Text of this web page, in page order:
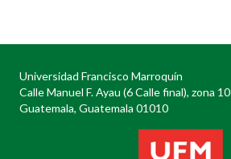
Universidad Francisco Marroquín
Calle Manuel F. Ayau (6 Calle final), zona 10
Guatemala, Guatemala 01010